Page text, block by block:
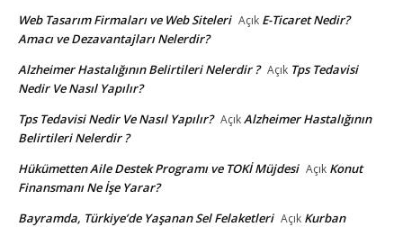
Web Tasarım Firmaları ve Web Siteleri Açık E-Ticaret Nedir?
Amacı ve Dezavantajları Nelerdir?
Alzheimer Hastalığının Belirtileri Nelerdir ? Açık Tps Tedavisi
Nedir Ve Nasıl Yapılır?
Tps Tedavisi Nedir Ve Nasıl Yapılır? AçıkAlzheimer Hastalığının
Belirtileri Nelerdir ?
Hükümetten Aile Destek Programı ve TOKİ Müjdesi Açık Konut
Finansmanı Ne İşe Yarar?
Bayramda, Türkiye’de Yaşanan Sel Felaketleri Açık Kurban